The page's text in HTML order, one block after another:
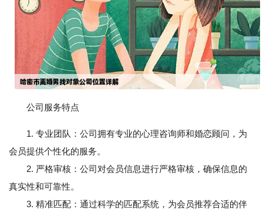
公司服务特点
1. 专业团队：公司拥有专业的心理咨询师和婚恋顾问，为
会员提供个性化的服务。
2. 严格审核：公司对会员信息进行严格审核，确保信息的
真实性和可靠性。
3. 精准匹配：通过科学的匹配系统，为会员推荐合适的伴